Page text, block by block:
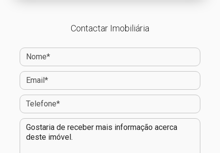
Contactar Imobiliária